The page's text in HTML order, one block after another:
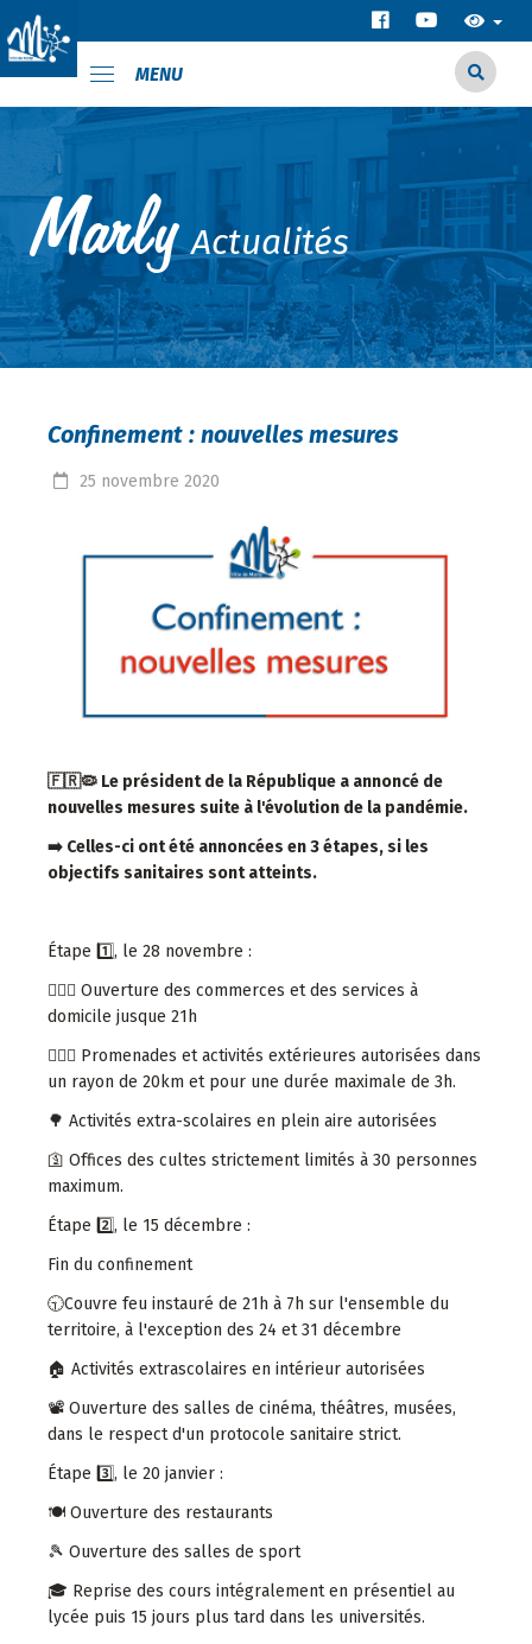
MENU
Actualités
Confinement : nouvelles mesures
25 novembre 2020
🇫🇷🦠 Le président de la République a annoncé de
nouvelles mesures suite à l'évolution de la pandémie.
➡️ Celles-ci ont été annoncées en 3 étapes, si les
objectifs sanitaires sont atteints.
Étape 1️⃣, le 28 novembre :
💇🏻‍♂️ Ouverture des commerces et des services à
domicile jusque 21h
🚶🏻‍♀️ Promenades et activités extérieures autorisées dans
un rayon de 20km et pour une durée maximale de 3h.
🌳 Activités extra-scolaires en plein aire autorisées
🛐 Offices des cultes strictement limités à 30 personnes
maximum.
Étape 2️⃣, le 15 décembre :
Fin du confinement
🕤Couvre feu instauré de 21h à 7h sur l'ensemble du
territoire, à l'exception des 24 et 31 décembre
🏠 Activités extrascolaires en intérieur autorisées
📽️ Ouverture des salles de cinéma, théâtres, musées,
dans le respect d'un protocole sanitaire strict.
Étape 3️⃣, le 20 janvier :
🍽️ Ouverture des restaurants
🎾 Ouverture des salles de sport
🎓 Reprise des cours intégralement en présentiel au
lycée puis 15 jours plus tard dans les universités.